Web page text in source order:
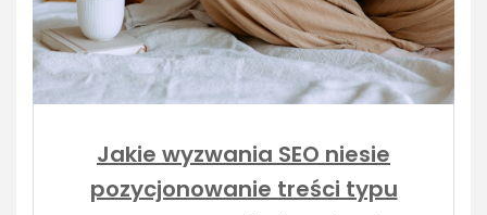
Jakie wyzwania SEO niesie
pozycjonowanie treści typu